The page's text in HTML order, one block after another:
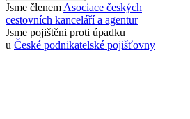
Jsme členem Asociace českých
cestovních kanceláří a agentur
Jsme pojištěni proti úpadku
u České podnikatelské pojišťovny